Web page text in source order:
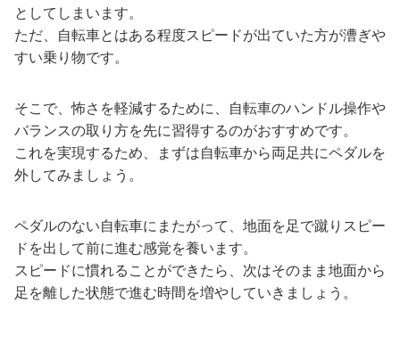
としてしまいます。
ただ、自転車とはある程度スピードが出ていた方が漕ぎや
すい乗り物です。
そこで、怖さを軽減するために、自転車のハンドル操作や
バランスの取り方を先に習得するのがおすすめです。
これを実現するため、まずは自転車から両足共にペダルを
外してみましょう。
ペダルのない自転車にまたがって、地面を足で蹴りスピー
ドを出して前に進む感覚を養います。
スピードに慣れることができたら、次はそのまま地面から
足を離した状態で進む時間を増やしていきましょう。